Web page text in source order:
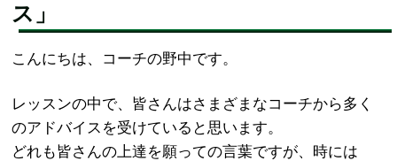
ス」
こんにちは、コーチの野中です。
レッスンの中で、皆さんはさまざまなコーチから多く
のアドバイスを受けていると思います。
どれも皆さんの上達を願っての言葉ですが、時には